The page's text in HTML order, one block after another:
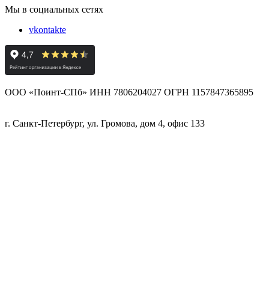
Мы в социальных сетях
vkontakte
ООО «Поинт-СПб» ИНН 7806204027 ОГРН 1157847365895
г. Санкт-Петербург, ул. Громова, дом 4, офис 133